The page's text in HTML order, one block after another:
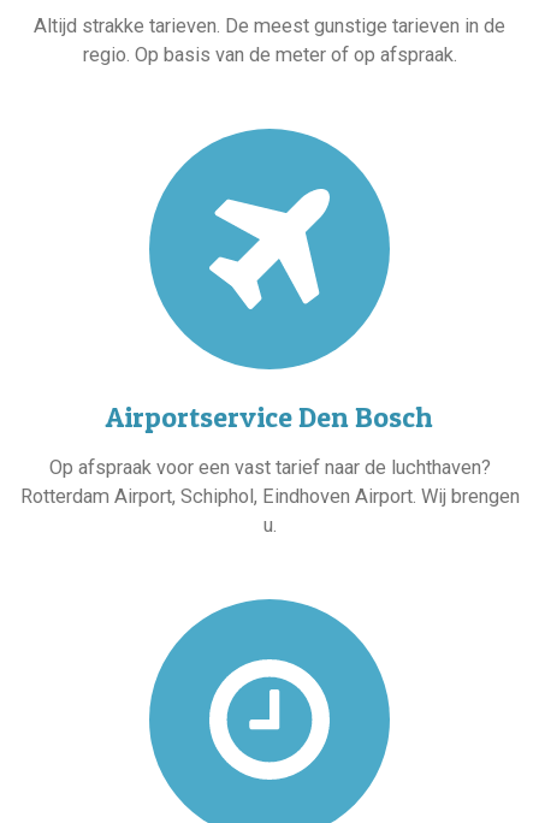
Altijd strakke tarieven. De meest gunstige tarieven in de
regio. Op basis van de meter of op afspraak.
Airportservice Den Bosch
Op afspraak voor een vast tarief naar de luchthaven?
Rotterdam Airport, Schiphol, Eindhoven Airport. Wij brengen
u.